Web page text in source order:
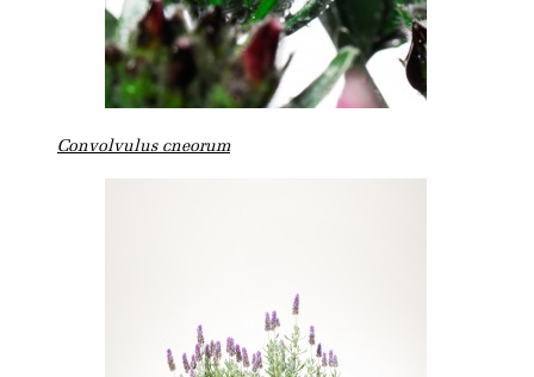
Convolvulus cneorum